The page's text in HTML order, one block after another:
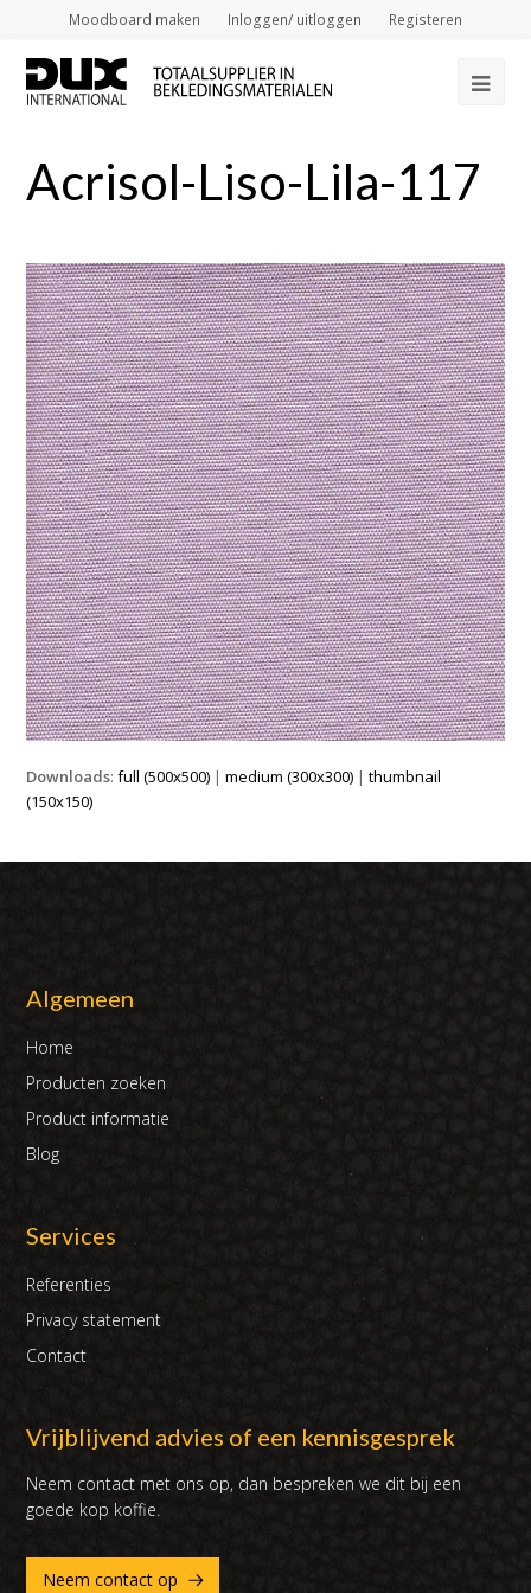
Moodboard maken Inloggen/ uitloggen Registeren
Acrisol-Liso-Lila-117
Downloads:full (500x500) |medium (300x300) |thumbnail
(150x150)
Algemeen
Home
Producten zoeken
Product informatie
Blog
Services
Referenties
Privacy statement
Contact
Vrijblijvend advies of een kennisgesprek
Neem contact met ons op, dan bespreken we dit bij een
goede kop koffie.
Neem contact op